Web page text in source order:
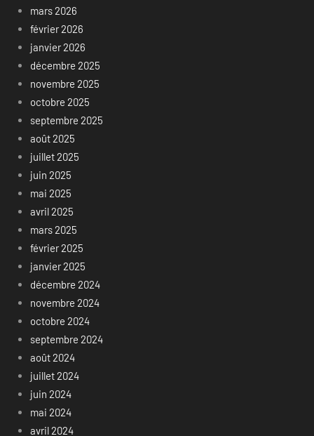
mars 2026
février 2026
janvier 2026
décembre 2025
novembre 2025
octobre 2025
septembre 2025
août 2025
juillet 2025
juin 2025
mai 2025
avril 2025
mars 2025
février 2025
janvier 2025
décembre 2024
novembre 2024
octobre 2024
septembre 2024
août 2024
juillet 2024
juin 2024
mai 2024
avril 2024